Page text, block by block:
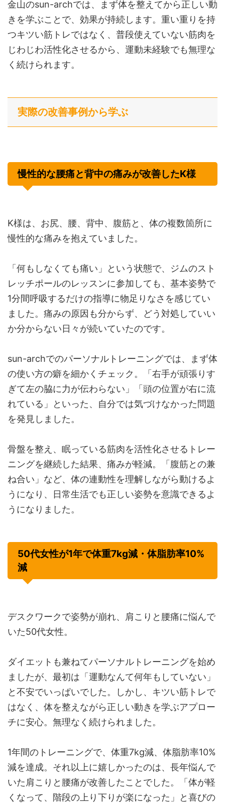
金山のsun-archでは、まず体を整えてから正しい動
きを学ぶことで、効果が持続します。重い重りを持
つキツい筋トレではなく、普段使えていない筋肉を
じわじわ活性化させるから、運動未経験でも無理な
く続けられます。
実際の改善事例から学ぶ
慢性的な腰痛と背中の痛みが改善したK様
K様は、お尻、腰、背中、腹筋と、体の複数箇所に
慢性的な痛みを抱えていました。
「何もしなくても痛い」という状態で、ジムのスト
レッチポールのレッスンに参加しても、基本姿勢で
1分間呼吸するだけの指導に物足りなさを感じてい
ました。痛みの原因も分からず、どう対処していい
か分からない日々が続いていたのです。
sun-archでのパーソナルトレーニングでは、まず体
の使い方の癖を細かくチェック。「右手が頑張りす
ぎて左の脇に力が伝わらない」「頭の位置が右に流
れている」といった、自分では気づけなかった問題
を発見しました。
骨盤を整え、眠っている筋肉を活性化させるトレー
ニングを継続した結果、痛みが軽減。「腹筋との兼
ね合い」など、体の連動性を理解しながら動けるよ
うになり、日常生活でも正しい姿勢を意識できるよ
うになりました。
50代女性が1年で体重7kg減・体脂肪率10%
減
デスクワークで姿勢が崩れ、肩こりと腰痛に悩んで
いた50代女性。
ダイエットも兼ねてパーソナルトレーニングを始め
ましたが、最初は「運動なんて何年もしていない」
と不安でいっぱいでした。しかし、キツい筋トレで
はなく、体を整えながら正しい動きを学ぶアプロー
チに安心。無理なく続けられました。
1年間のトレーニングで、体重7kg減、体脂肪率10%
減を達成。それ以上に嬉しかったのは、長年悩んで
いた肩こりと腰痛が改善したことでした。「体が軽
くなって、階段の上り下りが楽になった」と喜びの